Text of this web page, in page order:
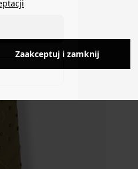
Zaakceptuj i zamknij